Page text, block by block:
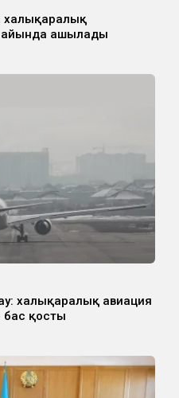
халықаралық
ашылады
халықаралық авиация
қосты